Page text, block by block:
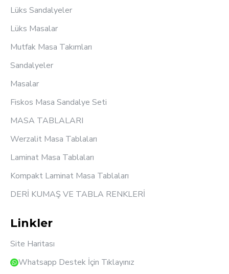
Lüks Sandalyeler
Lüks Masalar
Mutfak Masa Takımları
Sandalyeler
Masalar
Fiskos Masa Sandalye Seti
MASA TABLALARI
Werzalit Masa Tablaları
Laminat Masa Tablaları
Kompakt Laminat Masa Tablaları
DERİ KUMAŞ VE TABLA RENKLERİ
Linkler
Site Haritası
Whatsapp Destek İçin Tıklayınız